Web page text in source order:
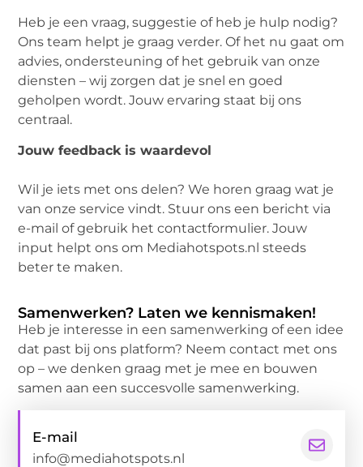
Heb je een vraag, suggestie of heb je hulp nodig?
Ons team helpt je graag verder. Of het nu gaat om
advies, ondersteuning of het gebruik van onze
diensten – wij zorgen dat je snel en goed
geholpen wordt. Jouw ervaring staat bij ons
centraal.
Jouw feedback is waardevol
Wil je iets met ons delen? We horen graag wat je
van onze service vindt. Stuur ons een bericht via
e-mail of gebruik het contactformulier. Jouw
input helpt ons om Mediahotspots.nl steeds
beter te maken.
Samenwerken? Laten we kennismaken!
Heb je interesse in een samenwerking of een idee
dat past bij ons platform? Neem contact met ons
op – we denken graag met je mee en bouwen
samen aan een succesvolle samenwerking.
E-mail
info@mediahotspots.nl